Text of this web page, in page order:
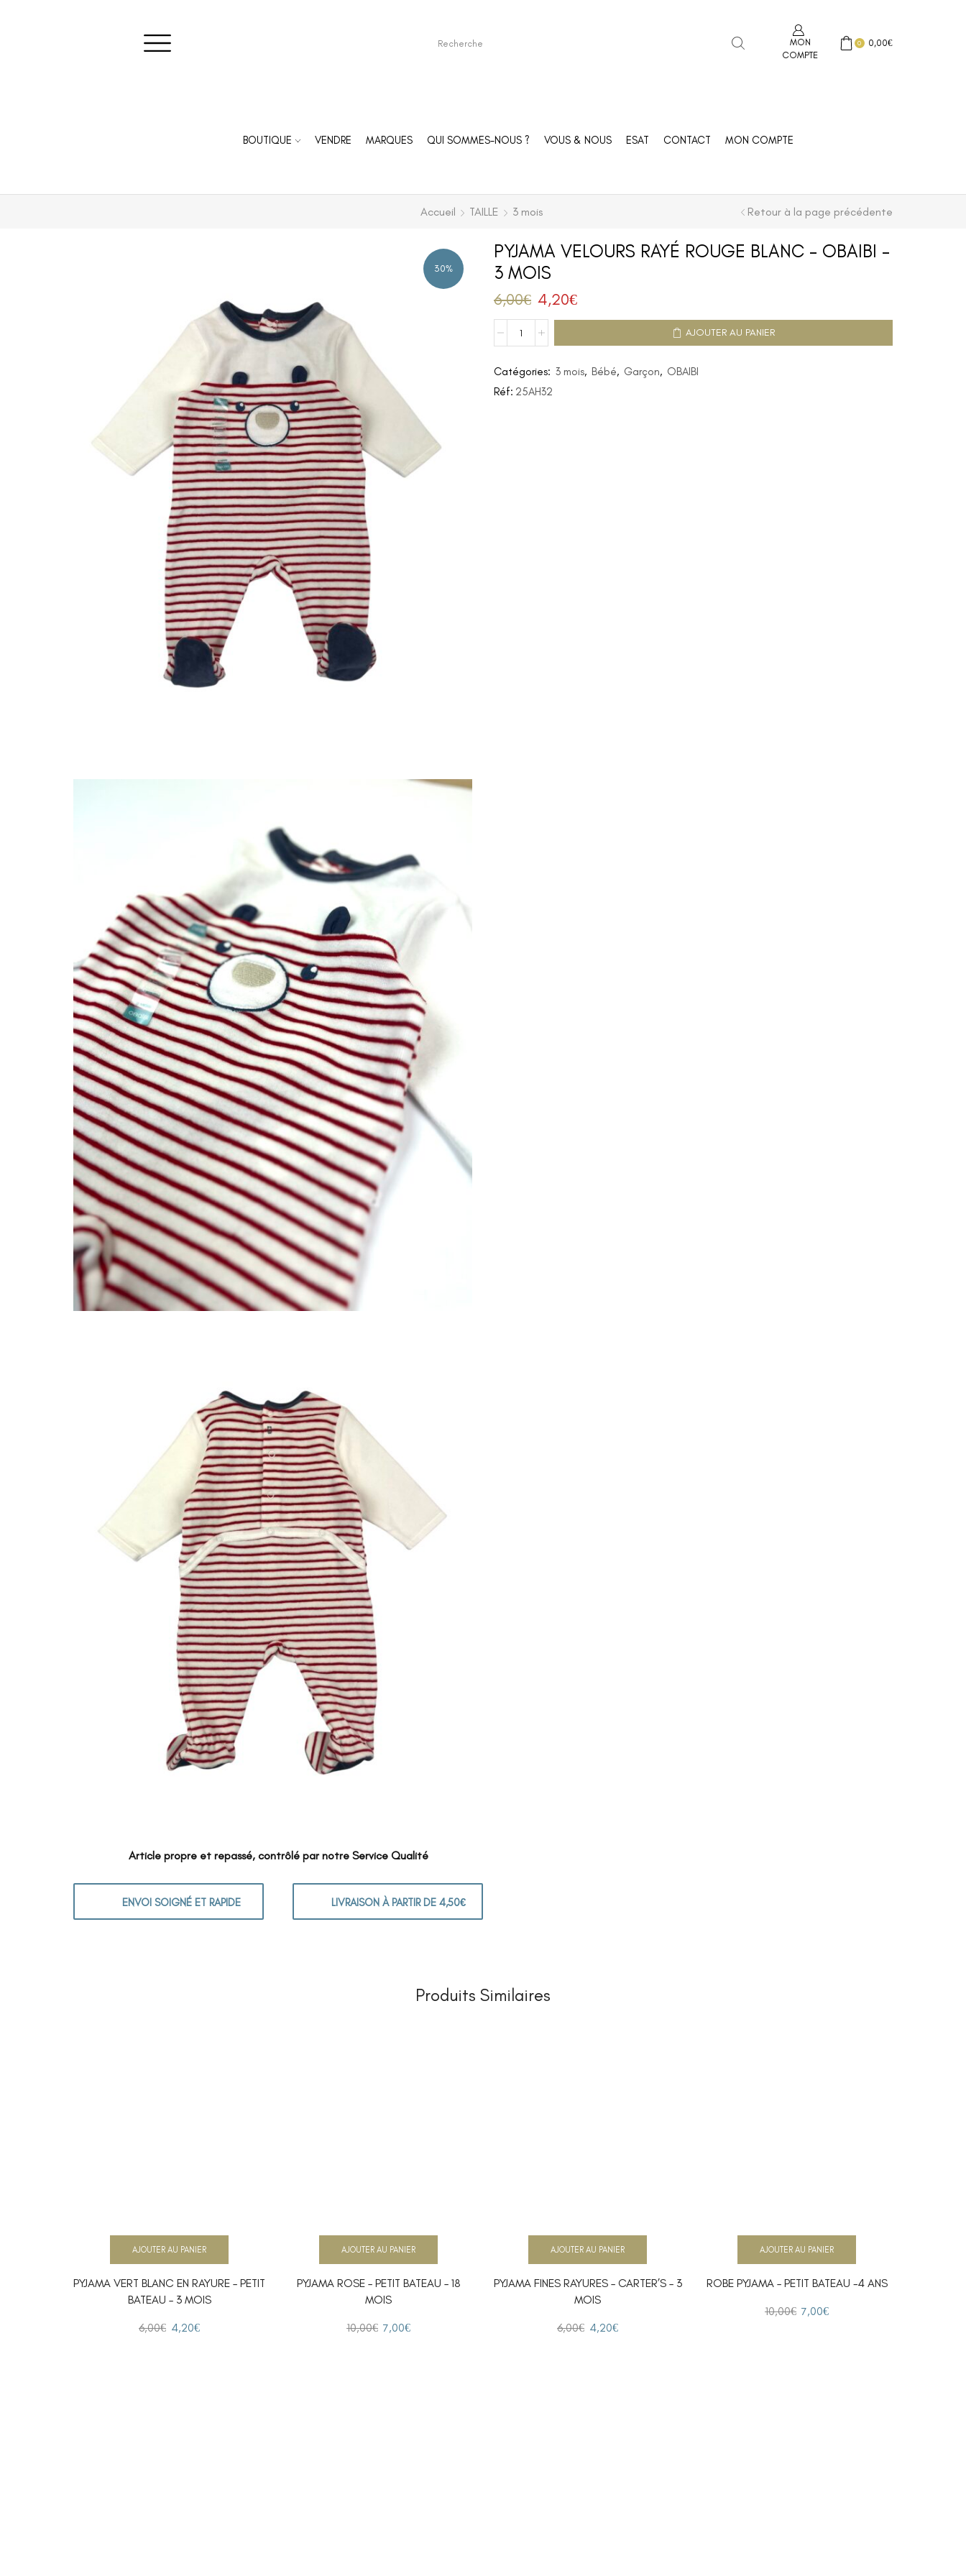
MON
COMPTE
0 0,00€
BOUTIQUE VENDRE MARQUES QUI SOMMES-NOUS ? VOUS & NOUS ESAT CONTACT MON COMPTE
Accueil TAILLE 3 mois Retour à la page précédente
30%
PYJAMA VELOURS RAYÉ ROUGE BLANC – OBAIBI –
3 MOIS
6,00€ 4,20€
AJOUTER AU PANIER
Catégories: 3 mois, Bébé, Garçon, OBAIBI
Réf: 25AH32
Article propre et repassé, contrôlé par notre Service Qualité
ENVOI SOIGNÉ ET RAPIDE LIVRAISON À PARTIR DE 4,50€
Produits Similaires
PYJAMA VERT BLANC EN RAYURE – PETIT
BATEAU – 3 MOIS
6,00€ 4,20€
AJOUTER AU PANIER
PYJAMA ROSE – PETIT BATEAU – 18
MOIS
10,00€ 7,00€
AJOUTER AU PANIER
PYJAMA FINES RAYURES – CARTER’S – 3
MOIS
6,00€ 4,20€
AJOUTER AU PANIER
ROBE PYJAMA – PETIT BATEAU -4 ANS
10,00€ 7,00€
AJOUTER AU PANIER